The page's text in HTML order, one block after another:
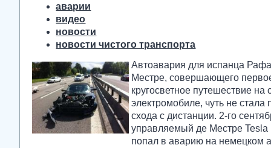
аварии
видео
новости
новости чистого транспорта
Автоавария для испанца
Местре, совершающего
кругосветное путешествие на
электромобиле, чуть не стала
схода с дистанции. 2-го
управляемый де Местре Tesla
попал в аварию на немецком